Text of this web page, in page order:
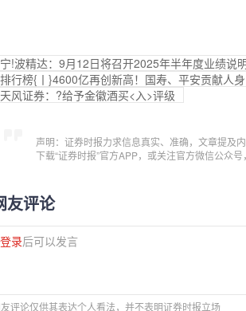
宁!波精达：9月12日将召开2025年半年度业绩说
排行榜{丨}4600亿再创新高！国寿、平安贡献人
天风证券：?给予金徽酒买<入>评级
声明：证券时报力求信息真实、准确，文章提及
下载“证券时报”官方APP，或关注官方微信公众
友评论
登录后可以发言
评论仅供其表达个人看法，并不表明证券时报立场